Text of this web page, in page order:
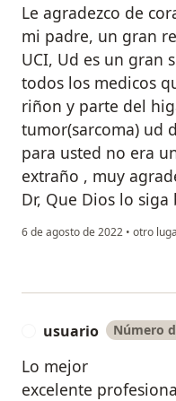
Le agradezco de
mi padre, un gran
UCI, Ud es un gran
todos los medicos
riñon y parte del
tumor(sarcoma) ud
para usted no era
extraño , muy
Dr, Que Dios lo
6 de agosto de 2022 • otro
usuario Número
Lo mejor
excelente